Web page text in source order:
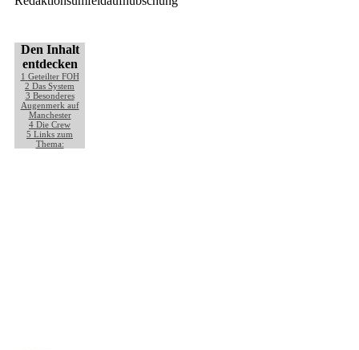
Den Inhalt
entdecken
1 Geteilter FOH
2 Das System
3 Besonderes
Augenmerk auf
Manchester
4 Die Crew
5 Links zum
Thema: